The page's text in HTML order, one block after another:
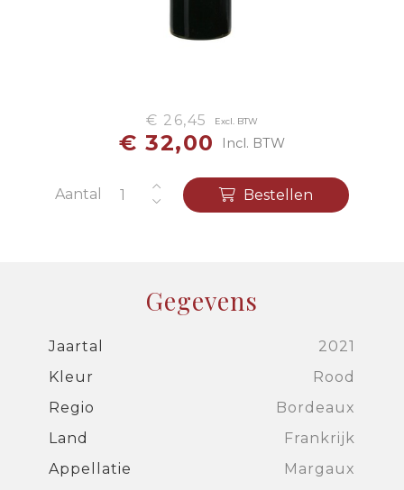
€ 26,45 Excl. BTW
€ 32,00 Incl. BTW
Aantal Bestellen
Gegevens
Jaartal
2021
Kleur
Rood
Regio
Bordeaux
Land
Frankrijk
Appellatie
Margaux